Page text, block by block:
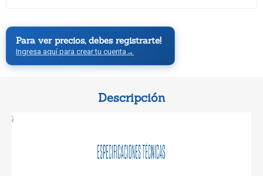
Para ver precios, debes registrarte!
Ingresa aquí para crear tu cuenta →
Descripción